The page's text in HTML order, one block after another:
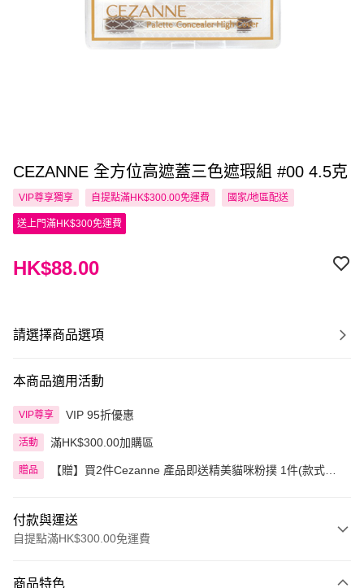
CEZANNE 全方位高遮蓋三色遮瑕組 #00 4.5克
VIP尊享獨享 自提點滿HK$300.00免運費 國家/地區配送
送上門滿HK$300免運費
HK$88.00
請選擇商品選項
本商品適用活動
VIP尊享 VIP 95折優惠
活動 滿HK$300.00加購區
贈品
【贈】買2件Cezanne 產品即送精美貓咪粉撲 1件(款式隨
付款與運送
自提點滿HK$300.00免運費
商品特色